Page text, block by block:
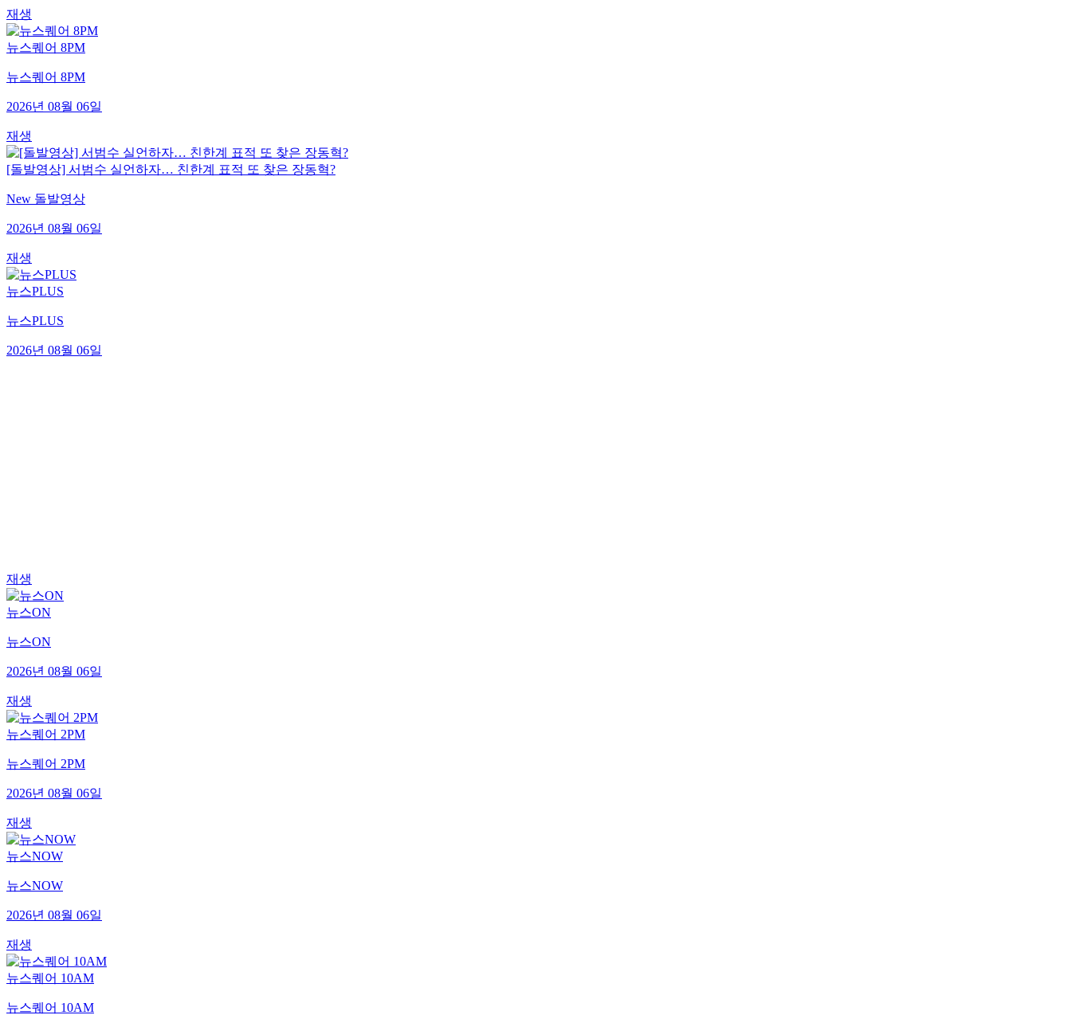
재생
뉴스퀘어 8PM
뉴스퀘어 8PM
2026년 08월 06일
재생
[돌발영상] 서범수 실언하자… 친한계 표적 또 찾은 장동혁?
New 돌발영상
2026년 08월 06일
재생
뉴스PLUS
뉴스PLUS
2026년 08월 06일
재생
뉴스ON
뉴스ON
2026년 08월 06일
재생
뉴스퀘어 2PM
뉴스퀘어 2PM
2026년 08월 06일
재생
뉴스NOW
뉴스NOW
2026년 08월 06일
재생
뉴스퀘어 10AM
뉴스퀘어 10AM